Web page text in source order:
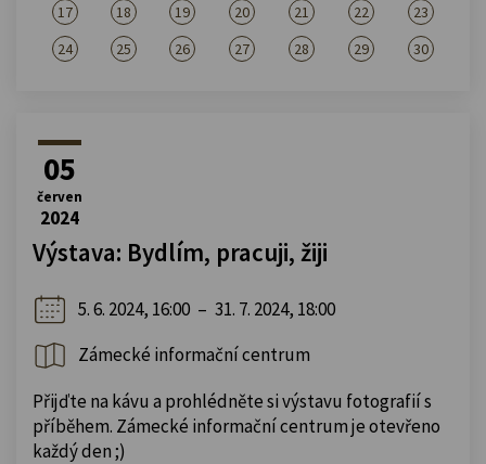
17
18 19 20 21 22
23
24
25 26 27 28 29 30
05
červen
2024
Výstava: Bydlím, pracuji, žiji
5. 6. 2024, 16:00 – 31. 7. 2024, 18:00
Zámecké informační centrum
Přijďte na kávu a prohlédněte si výstavu fotografií s
příběhem. Zámecké informační centrum je otevřeno
každý den ;)